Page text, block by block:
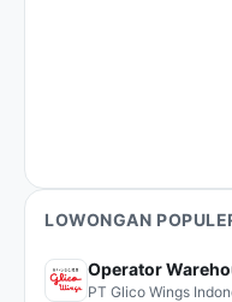
LOWONGAN
Operator
PT Glico Wings